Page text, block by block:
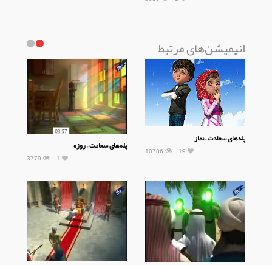
انیمیشن‌های مرتبط
پله‌های سعادت – نماز
10786 19 پله‌های سعادت – روزه
3779 1